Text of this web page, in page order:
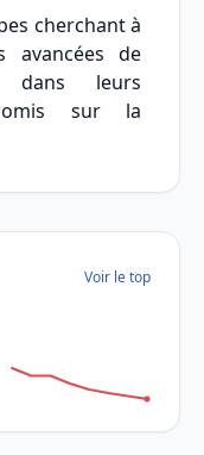
cherchant à
avancées de
dans leurs
sur la
Voir le top